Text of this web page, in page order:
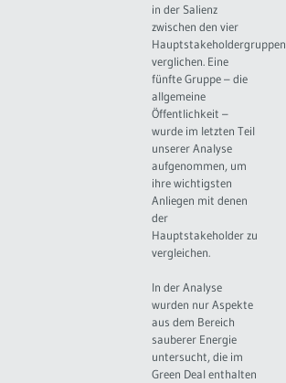
in der Salienz
zwischen den vier
Hauptstakeholdergruppen
verglichen. Eine
fünfte Gruppe – die
allgemeine
Öffentlichkeit –
wurde im letzten Teil
unserer Analyse
aufgenommen, um
ihre wichtigsten
Anliegen mit denen
der
Hauptstakeholder zu
vergleichen.
In der Analyse
wurden nur Aspekte
aus dem Bereich
sauberer Energie
untersucht, die im
Green Deal enthalten